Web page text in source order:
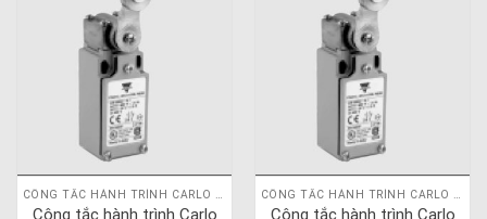
Công tắc hành trình Carlo
Công tắc hành trình Carlo